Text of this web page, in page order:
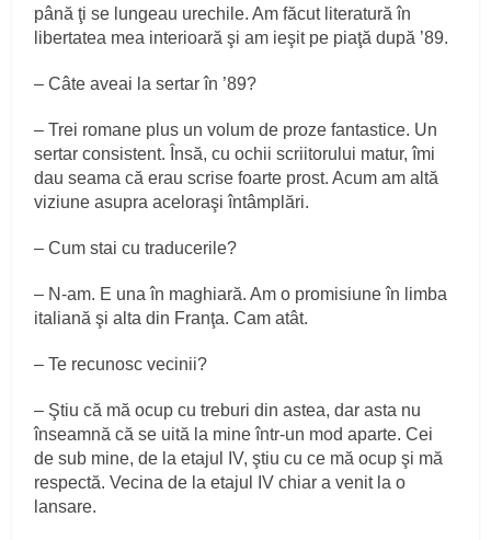
până ţi se lungeau urechile. Am făcut literatură în
libertatea mea interioară şi am ieşit pe piaţă după ’89.
– Câte aveai la sertar în ’89?
– Trei romane plus un volum de proze fantastice. Un
sertar consistent. Însă, cu ochii scriitorului matur, îmi
dau seama că erau scrise foarte prost. Acum am altă
viziune asupra aceloraşi întâmplări.
– Cum stai cu traducerile?
– N-am. E una în maghiară. Am o promisiune în limba
italiană şi alta din Franţa. Cam atât.
– Te recunosc vecinii?
– Ştiu că mă ocup cu treburi din astea, dar asta nu
înseamnă că se uită la mine într-un mod aparte. Cei
de sub mine, de la etajul IV, ştiu cu ce mă ocup şi mă
respectă. Vecina de la etajul IV chiar a venit la o
lansare.